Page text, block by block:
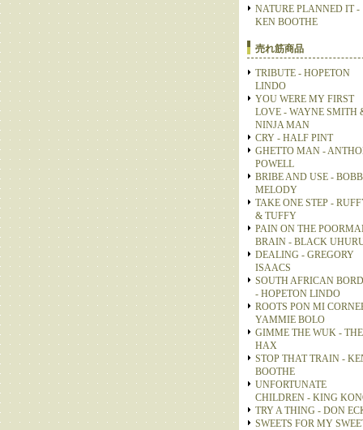
NATURE PLANNED IT -
KEN BOOTHE
売れ筋商品
TRIBUTE - HOPETON
LINDO
YOU WERE MY FIRST
LOVE - WAYNE SMITH
NINJA MAN
CRY - HALF PINT
GHETTO MAN -
POWELL
BRIBE AND USE -
MELODY
TAKE ONE STEP -
& TUFFY
PAIN ON THE
BRAIN - BLACK
DEALING - GREGORY
ISAACS
SOUTH AFRICAN
- HOPETON LINDO
ROOTS PON MI
YAMMIE BOLO
GIMME THE WUK - THE
HAX
STOP THAT TRAIN -
BOOTHE
UNFORTUNATE
CHILDREN - KING
TRY A THING - DON
SWEETS FOR MY